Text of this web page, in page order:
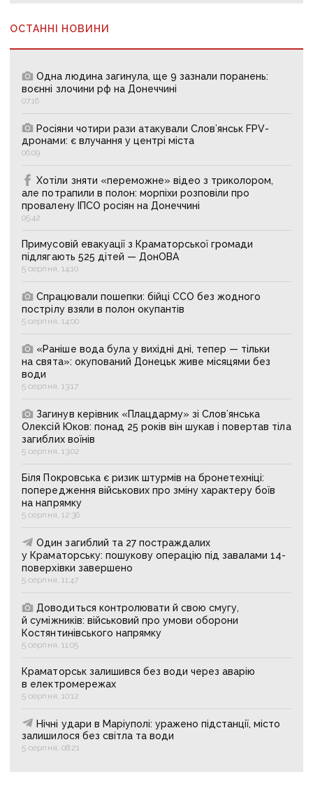
ОСТАННІ НОВИНИ
Одна людина загинула, ще 9 зазнали поранень:
воєнні злочини рф на Донеччині
07:16
Росіяни чотири рази атакували Слов’янськ FPV-
дронами: є влучання у центрі міста
06:09
Хотіли зняти «переможне» відео з триколором,
але потрапили в полон: морпіхи розповіли про
провалену ІПСО росіян на Донеччині
05:42
Примусовій евакуації з Краматорської громади
підлягають 525 дітей — ДонОВА
5 серпня, 14:10
Спрацювали пошепки: бійці ССО без жодного
пострілу взяли в полон окупантів
5 серпня, 14:00
«Раніше вода була у вихідні дні, тепер — тільки
на свята»: окупований Донецьк живе місяцями без
води
5 серпня, 13:17
Загинув керівник «Плацдарму» зі Слов’янська
Олексій Юков: понад 25 років він шукав і повертав тіла
загиблих воїнів
5 серпня, 13:02
Біля Покровська є ризик штурмів на бронетехніці:
попередження військових про зміну характеру боїв
на напрямку
5 серпня, 12:36
Один загиблий та 27 постраждалих
у Краматорську: пошукову операцію під завалами 14-
поверхівки завершено
5 серпня, 11:47
Доводиться контролювати й свою смугу,
й суміжників: військовий про умови оборони
Костянтинівського напрямку
5 серпня, 11:05
Краматорськ залишився без води через аварію
в електромережах
5 серпня, 10:12
Нічні удари в Маріуполі: уражено підстанції, місто
залишилося без світла та води
5 серпня, 08:21